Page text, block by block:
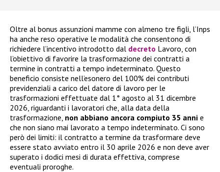
Oltre al bonus assunzioni mamme con almeno tre figli, l’Inps
ha anche reso operative le modalità che consentono di
richiedere l’incentivo introdotto dal decreto Lavoro, con
l’obiettivo di favorire la trasformazione dei contratti a
termine in contratti a tempo indeterminato. Questo
beneficio consiste nell’esonero del 100% dei contributi
previdenziali a carico del datore di lavoro per le
trasformazioni effettuate dal 1° agosto al 31 dicembre
2026, riguardanti i lavoratori che, alla data della
trasformazione, non abbiano ancora compiuto 35 anni e
che non siano mai lavorato a tempo indeterminato. Ci sono
però dei limiti: il contratto a termine da trasformare deve
essere stato avviato entro il 30 aprile 2026 e non deve aver
superato i dodici mesi di durata effettiva, comprese
eventuali proroghe.